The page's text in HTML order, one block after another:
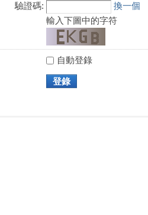
驗證碼:
換一個
輸入下圖中的字符
自動登錄
登錄